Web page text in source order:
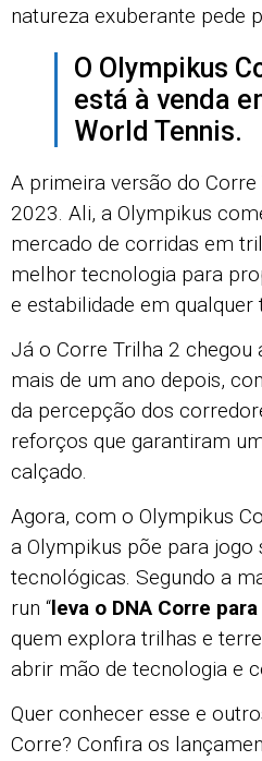
natureza exuberante pede
O Olympikus
está à venda
World Tennis.
A primeira versão do
2023. Ali, a Olympikus
mercado de corridas em
melhor tecnologia para
e estabilidade em qualquer
Já o Corre Trilha 2
mais de um ano depois,
da percepção dos
reforços que garantiram
calçado.
Agora, com o Olympikus
a Olympikus põe para jogo
tecnológicas. Segundo a
run “leva o DNA Corre
quem explora trilhas e
abrir mão de tecnologia e
Quer conhecer esse e
Corre? Confira os